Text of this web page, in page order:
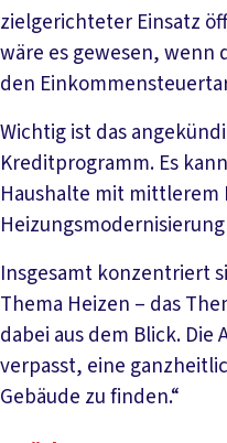
zielgerichteter Einsatz
wäre es gewesen, wenn
den
Wichtig ist das
Kreditprogramm. Es
Haushalte mit mittlerem
Insgesamt konzentriert
Thema Heizen – das
dabei aus dem Blick. Die
verpasst, eine
Gebäude zu finden.“